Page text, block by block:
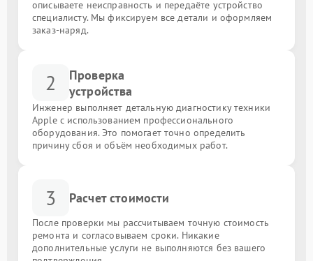
описываете неисправность и передаёте устройство
специалисту. Мы фиксируем все детали и оформляем
заказ-наряд.
2
Проверка
устройства
Инженер выполняет детальную диагностику техники
Apple с использованием профессионального
оборудования. Это помогает точно определить
причину сбоя и объём необходимых работ.
3 Расчет стоимости
После проверки мы рассчитываем точную стоимость
ремонта и согласовываем сроки. Никакие
дополнительные услуги не выполняются без вашего